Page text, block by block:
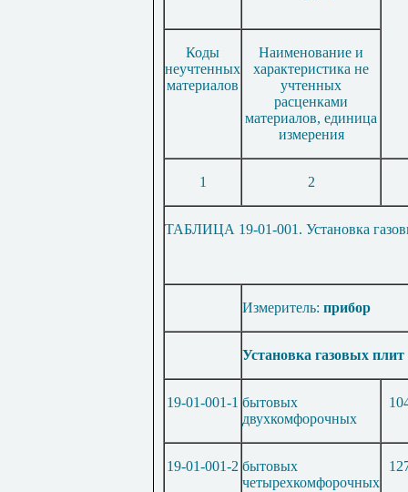
Коды
неучтенных
материалов
Наименование и
характеристика не
учтенных
расценками
материалов, единица
измерения
1 2
ТАБЛИЦА 19-01-001. Установка
Измеритель: прибор
Установка газовых плит
19-01-001-1 бытовых
двухкомфорочных
19-01-001-2 бытовых
четырехкомфорочных